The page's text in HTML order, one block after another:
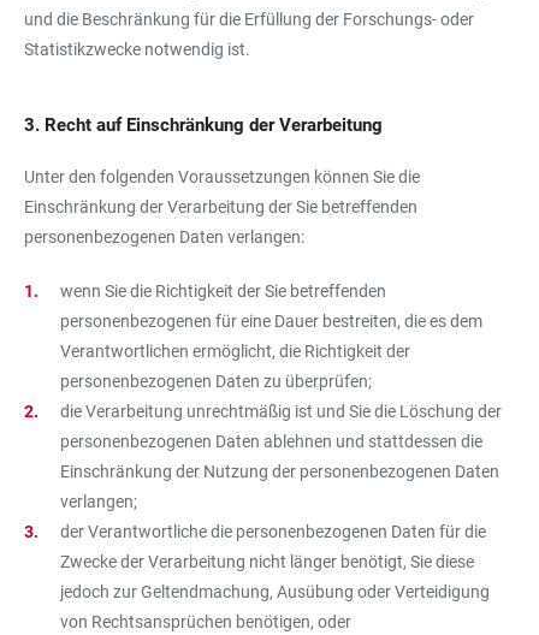
und die Beschränkung für die Erfüllung der Forschungs- oder
Statistikzwecke notwendig ist.
3. Recht auf Einschränkung der Verarbeitung
Unter den folgenden Voraussetzungen können Sie die
Einschränkung der Verarbeitung der Sie betreffenden
personenbezogenen Daten verlangen:
wenn Sie die Richtigkeit der Sie betreffenden
personenbezogenen für eine Dauer bestreiten, die es dem
Verantwortlichen ermöglicht, die Richtigkeit der
personenbezogenen Daten zu überprüfen;
die Verarbeitung unrechtmäßig ist und Sie die Löschung der
personenbezogenen Daten ablehnen und stattdessen die
Einschränkung der Nutzung der personenbezogenen Daten
verlangen;
der Verantwortliche die personenbezogenen Daten für die
Zwecke der Verarbeitung nicht länger benötigt, Sie diese
jedoch zur Geltendmachung, Ausübung oder Verteidigung
von Rechtsansprüchen benötigen, oder